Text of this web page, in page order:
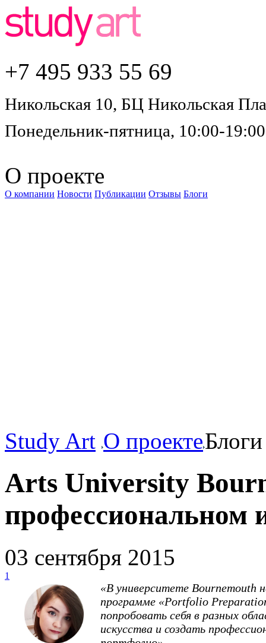
+7 495 933 55 69
Никольская 10, БЦ Никольская
Понедельник-пятница, 10:00-19:00
О проекте
О компании Новости Публикации Отзывы Блоги
Study Art О проектеБлоги
Arts University
профессиональном
03 сентября 2015
1
«В университете Bournemouth
программе «Portfolio
попробовать себя в разных
искусства и создать